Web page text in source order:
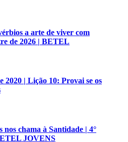
a arte de viver com
de 2026 | BETEL
2020 | Lição 10: Provai se os
chama à Santidade | 4°
JOVENS